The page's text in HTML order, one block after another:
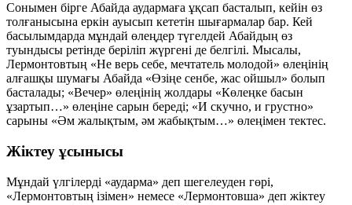
Сонымен бірге Абайда аудармаға ұқсап басталып, кейін өз
толғанысына еркін ауысып кететін шығармалар бар. Кей
басылымдарда мұндай өлеңдер түгелдей Абайдың өз
туындысы ретінде беріліп жүргені де белгілі. Мысалы,
Лермонтовтың «Не верь себе, мечтатель молодой» өлеңінің
алғашқы шумағы Абайда «Өзіңе сенбе, жас ойшыл» болып
басталады; «Вечер» өлеңінің жолдары «Көлеңке басын
ұзартып…» өлеңіне сарын береді; «И скучно, и грустно»
сарыны «Әм жалықтым, әм жабықтым…» өлеңімен тектес.
Жіктеу ұсынысы
Мұндай үлгілерді «аударма» деп шегелеуден гөрі,
«Лермонтовтың ізімен» немесе «Лермонтовша» деп жіктеу